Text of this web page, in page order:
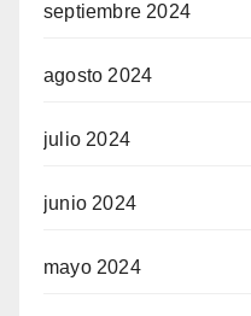
septiembre 2024
agosto 2024
julio 2024
junio 2024
mayo 2024